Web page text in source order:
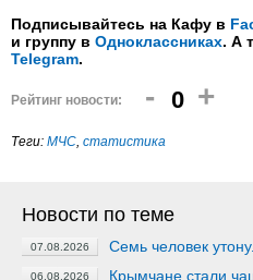
Подписывайтесь на Кафу в
и группу в Одноклассниках. А
Telegram.
Рейтинг новости: - 0 +
Теги: МЧС, статистика
Новости по теме
07.08.2026 Семь человек
06.08.2026
Крымчане стали